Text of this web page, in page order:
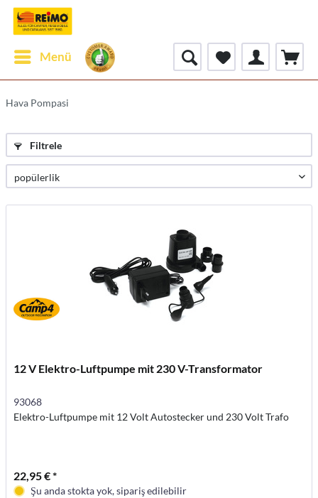
Menü
Hava Pompasi
Filtrele
12 V Elektro-Luftpumpe mit 230 V-Transformator
93068
Elektro-Luftpumpe mit 12 Volt Autostecker und 230 Volt Trafo
22,95 € *
Şu anda stokta yok, sipariş edilebilir